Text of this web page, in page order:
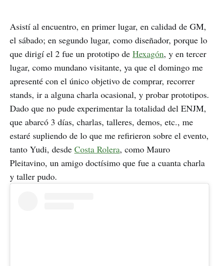
Asistí al encuentro, en primer lugar, en calidad de GM,
el sábado; en segundo lugar, como diseñador, porque lo
que dirigí el 2 fue un prototipo de Hexagón, y en tercer
lugar, como mundano visitante, ya que el domingo me
apresenté con el único objetivo de comprar, recorrer
stands, ir a alguna charla ocasional, y probar prototipos.
Dado que no pude experimentar la totalidad del ENJM,
que abarcó 3 días, charlas, talleres, demos, etc., me
estaré supliendo de lo que me refirieron sobre el evento,
tanto Yudi, desde Costa Rolera, como Mauro
Pleitavino, un amigo doctísimo que fue a cuanta charla
y taller pudo.